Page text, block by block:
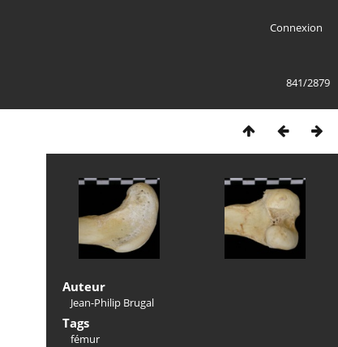
Connexion
841/2879
Auteur
Jean-Philip Brugal
Tags
fémur